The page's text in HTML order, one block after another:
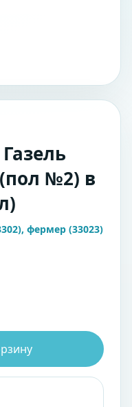
№2) в
фермер (33023)